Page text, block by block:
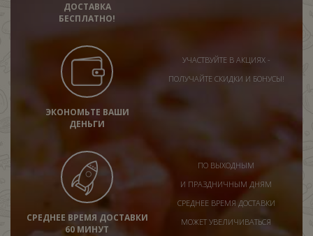
ДОСТАВКА
БЕСПЛАТНО!
ЭКОНОМЬТЕ ВАШИ
ДЕНЬГИ
УЧАСТВУЙТЕ В АКЦИЯХ -
ПОЛУЧАЙТЕ СКИДКИ И БОНУСЫ!
СРЕДНЕЕ ВРЕМЯ ДОСТАВКИ
60 МИНУТ
ПО ВЫХОДНЫМ
И ПРАЗДНИЧНЫМ ДНЯМ
СРЕДНЕЕ ВРЕМЯ ДОСТАВКИ
МОЖЕТ УВЕЛИЧИВАТЬСЯ